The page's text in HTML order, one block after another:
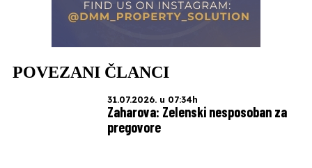
POVEZANI ČLANCI
31.07.2026. u 07:34h
Zaharova: Zelenski nesposoban za
pregovore